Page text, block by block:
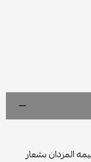
المزدان بشعار